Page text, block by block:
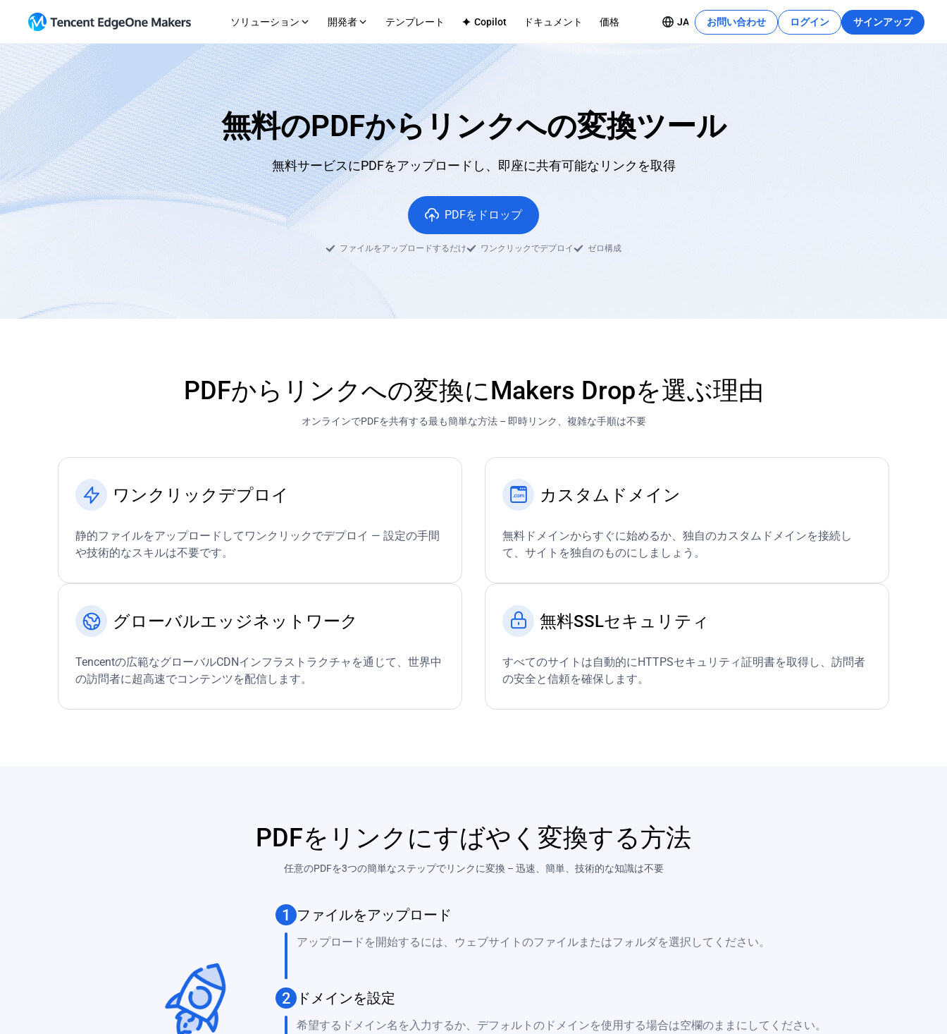
ソリューション
AI Agent
アウトオブボックスエージェント開発プラット
フォーム
マルチテナントプラットフォーム
プラットフォームのデプロイインフラストラク
チャ
SaaS
迅速な反復製品提供
Eコマース
柔軟なフロントエンド・バックエンドサービス
統合
企業ウェブサイト
プロフェッショナルなブランドポータル開発
Webアプリ
統合フルスタックアプリケーションホスティン
グ
開発者
始める
Gitリポジトリのインポート
テンプレートから開始
直接アップロード
EdgeOne CLI
メーカー MCP
リソース
ガイド
ニュース
トピックシナリオ
変更履歴
直接アップロード
テンプレート Copilot ドキュメント 価格 JA お問い合わせ ログイン サインアップ
無料のPDFからリンクへの変換ツール
無料サービスにPDFをアップロードし、即座に共有可能なリンクを取得
PDFをドロップ
ファイルをアップロードするだけ ワンクリックでデプロイ ゼロ構成
PDFからリンクへの変換にMakers Dropを選ぶ理由
オンラインでPDFを共有する最も簡単な方法 – 即時リンク、複雑な手順は不要
ワンクリックデプロイ
静的ファイルをアップロードしてワンクリックでデプロイ — 設定の手間
や技術的なスキルは不要です。
カスタムドメイン
無料ドメインからすぐに始めるか、独自のカスタムドメインを接続し
て、サイトを独自のものにしましょう。
グローバルエッジネットワーク
Tencentの広範なグローバルCDNインフラストラクチャを通じて、世界中
の訪問者に超高速でコンテンツを配信します。
無料SSLセキュリティ
すべてのサイトは自動的にHTTPSセキュリティ証明書を取得し、訪問者
の安全と信頼を確保します。
PDFをリンクにすばやく変換する方法
任意のPDFを3つの簡単なステップでリンクに変換 – 迅速、簡単、技術的な知識は不要
1 ファイルをアップロード
アップロードを開始するには、ウェブサイトのファイルまたはフォルダを選択してください。
2 ドメインを設定
希望するドメイン名を入力するか、デフォルトのドメインを使用する場合は空欄のままにしてください。